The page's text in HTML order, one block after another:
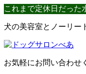
コ
テ
ン
ツ
へ
ス
ナ
ゲ
ー
シ
ョ
ン
これまで定休日だった
犬の美容室とノーリー
お気軽にお問い合わせ